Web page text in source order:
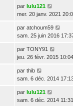
par lulu121
mer. 20 janv. 2021
par atchoum59
sam. 25 juin 2016
par TONY91
jeu. 26 févr. 2015 10:04
par thib
sam. 6 déc. 2014
par lulu121
sam. 6 déc. 2014 11:31